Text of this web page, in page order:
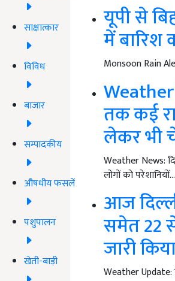
साक्षात्कार
विविध
बाजार
सम्पादकीय
औषधीय फसलें
पशुपालन
खेती-बाड़ी
यूपी से
में बारिश
Monsoon Rain
तक कई
लेकर भी
Weather News:
लोगों को परेशानियों…
आज
समेत 22
जारी
Weather